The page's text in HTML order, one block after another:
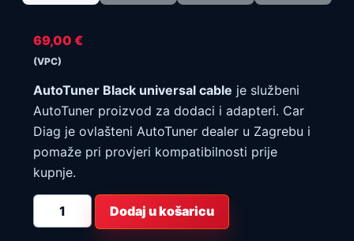
69,00 €
(VPC)
AutoTuner Black universal cable je službeni
AutoTuner proizvod za dodaci i adapteri. Car
Diag je ovlašteni AutoTuner dealer u Zagrebu i
pomaže pri provjeri kompatibilnosti prije
kupnje.
AutoTuner
univerzalni
Dodaj u košaricu